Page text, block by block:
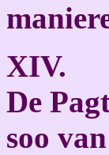
XIV.
De
soo